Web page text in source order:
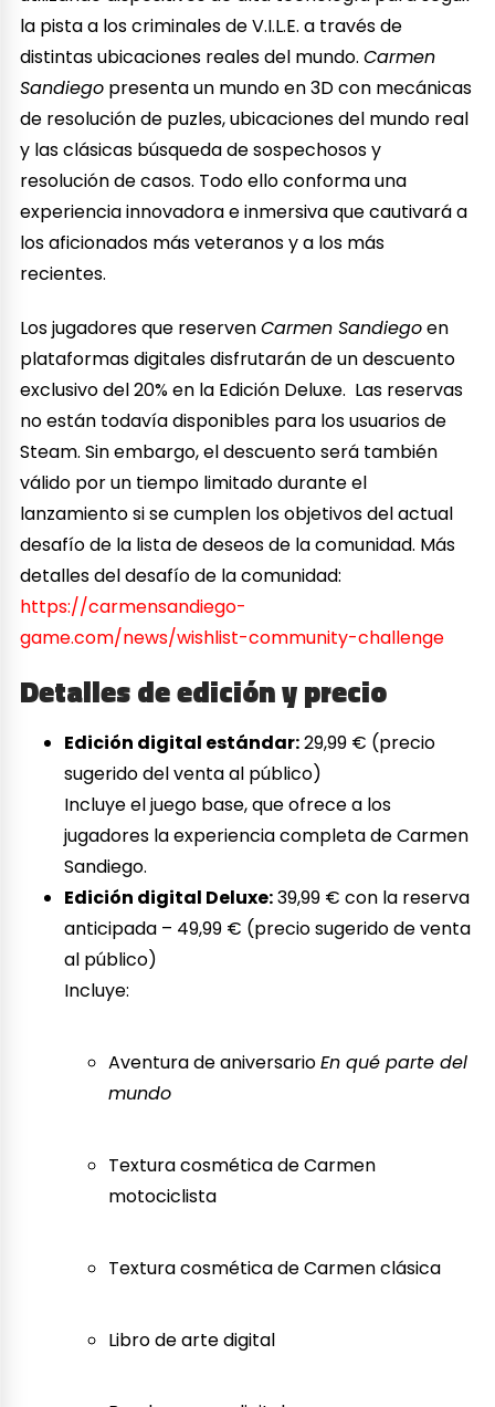
la pista a los criminales de V.I.L.E. a través de
distintas ubicaciones reales del mundo.Carmen
Sandiego presenta un mundo en 3D con mecánicas
de resolución de puzles, ubicaciones del mundo real
y las clásicas búsqueda de sospechosos y
resolución de casos. Todo ello conforma una
experiencia innovadora e inmersiva que cautivará a
los aficionados más veteranos y a los más
recientes.
Los jugadores que reservenCarmen Sandiegoen
plataformas digitales disfrutarán de un descuento
exclusivo del 20% en la Edición Deluxe. Las reservas
no están todavía disponibles para los usuarios de
Steam. Sin embargo, el descuento será también
válido por un tiempo limitado durante el
lanzamiento si se cumplen los objetivos del actual
desafío de la lista de deseos de la comunidad. Más
detalles del desafío de la comunidad:
https://carmensandiego-
game.com/news/wishlist-community-challenge
Detalles de edición y precio
Edición digital estándar:29,99 € (precio
sugerido del venta al público)
Incluye el juego base, que ofrece a los
jugadores la experiencia completa de Carmen
Sandiego.
Edición digital Deluxe:39,99 € con la reserva
anticipada – 49,99 € (precio sugerido de venta
al público)
Incluye:
Aventura de aniversarioEn qué parte del
mundo
Textura cosmética de Carmen
motociclista
Textura cosmética de Carmen clásica
Libro de arte digital